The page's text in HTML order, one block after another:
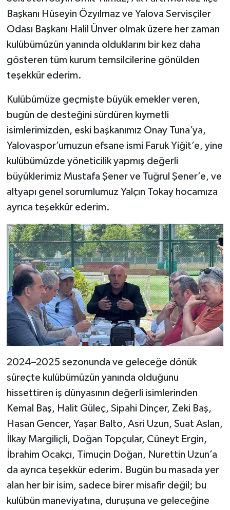
Başkanı Hüseyin Özyılmaz ve Yalova Servisçiler
Odası Başkanı Halil Ünver olmak üzere her zaman
kulübümüzün yanında olduklarını bir kez daha
gösteren tüm kurum temsilcilerine gönülden
teşekkür ederim.
Kulübümüze geçmişte büyük emekler veren,
bugün de desteğini sürdüren kıymetli
isimlerimizden, eski başkanımız Onay Tuna’ya,
Yalovaspor’umuzun efsane ismi Faruk Yiğit’e, yine
kulübümüzde yöneticilik yapmış değerli
büyüklerimiz Mustafa Şener ve Tuğrul Şener’e, ve
altyapı genel sorumlumuz Yalçın Tokay hocamıza
ayrıca teşekkür ederim.
2024–2025 sezonunda ve geleceğe dönük
süreçte kulübümüzün yanında olduğunu
hissettiren iş dünyasının değerli isimlerinden
Kemal Baş, Halit Güleç, Sipahi Dinçer, Zeki Baş,
Hasan Gencer, Yaşar Balto, Asri Uzun, Suat Aslan,
İlkay Margiliçli, Doğan Topçular, Cüneyt Ergin,
İbrahim Ocakçı, Timuçin Doğan, Nurettin Uzun’a
da ayrıca teşekkür ederim. Bugün bu masada yer
alan her bir isim, sadece birer misafir değil; bu
kulübün maneviyatına, duruşuna ve geleceğine